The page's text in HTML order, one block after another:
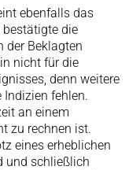
ebenfalls das
die
der Beklagten
nicht für die
denn weitere
fehlen.
an einem
zu rechnen ist.
eines erheblichen
und schließlich